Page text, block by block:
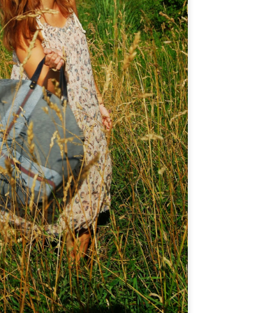
verano 2017
post damos la despedida a esta temporada de verano
también a una persona muy querida para todo el equipo.
Juliana se va de Santander y difícilmente la veremos por
Comienza una nueva etapa y solo podemos desearle
Por dentro y por fuera.... y antes de su partida
un último post con nosotros. He querido dejarle como
esta campaña, puesto que ella es una joya y como tal la
días de verano!
agosto! El verano está en pleno auge y también
rebajas.
de hacer acopio de prendas especiales y que nos den
armario para que no decaiga la imagen de "siempre
cosas atemporales que el próximo año nos den